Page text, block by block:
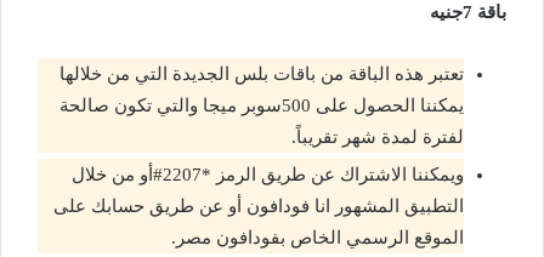
باقة 7جنيه
تعتبر هذه الباقة من باقات بلس الجديدة التي من خلالها
يمكننا الحصول على 500سوبر ميجا والتي تكون صالحة
لفترة لمدة شهر تقريباً.
ويمكننا الاشتراك عن طريق الرمز *2207#أو من خلال
التطبيق المشهور انا فودافون أو عن طريق حسابك على
الموقع الرسمي الخاص بفودافون مصر.